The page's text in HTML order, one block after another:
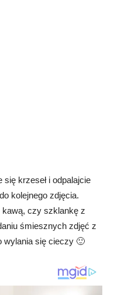
krzeseł i odpalajcie
kolejnego zdjęcia.
kawą, czy szklankę z
śmiesznych zdjęć z
wylania się cieczy 🙂